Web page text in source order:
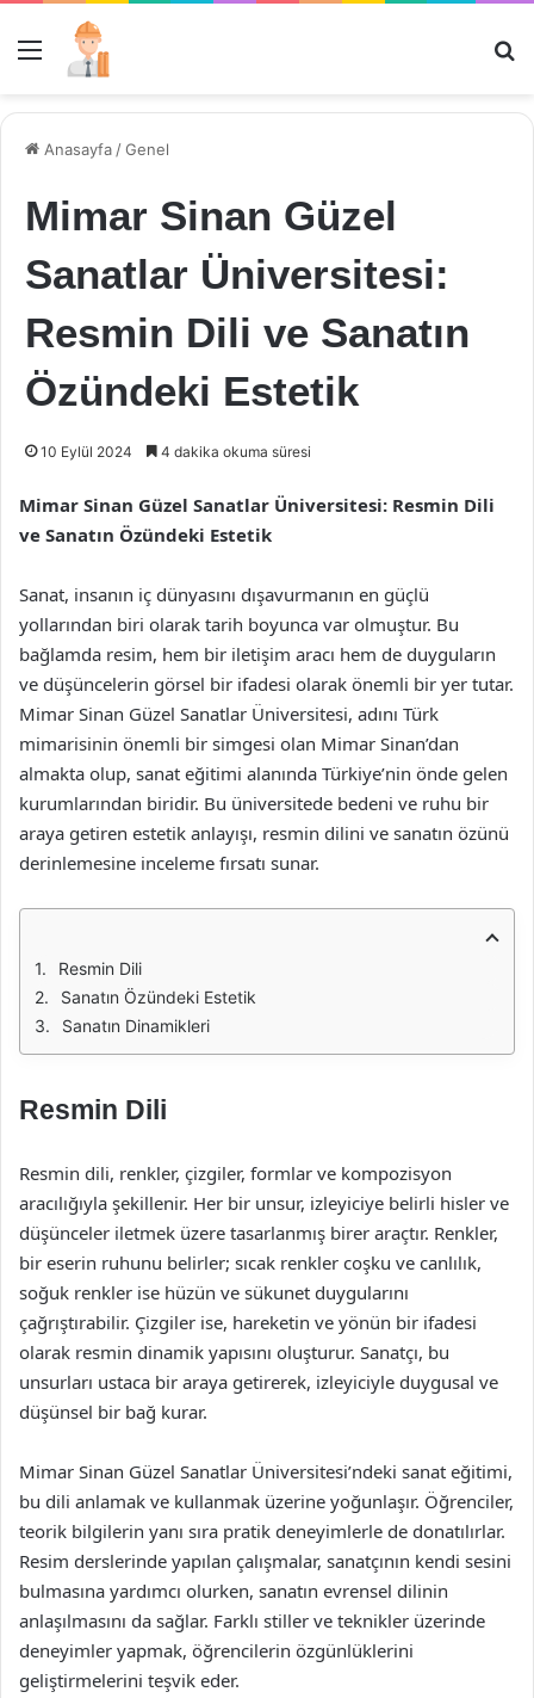
Menü
Anasayfa /Genel
Mimar Sinan Güzel
Sanatlar Üniversitesi:
Resmin Dili ve Sanatın
Özündeki Estetik
10 Eylül 2024 4 dakika okuma süresi
Mimar Sinan Güzel Sanatlar Üniversitesi: Resmin Dili
ve Sanatın Özündeki Estetik
Sanat, insanın iç dünyasını dışavurmanın en güçlü
yollarından biri olarak tarih boyunca var olmuştur. Bu
bağlamda resim, hem bir iletişim aracı hem de duyguların
ve düşüncelerin görsel bir ifadesi olarak önemli bir yer tutar.
Mimar Sinan Güzel Sanatlar Üniversitesi, adını Türk
mimarisinin önemli bir simgesi olan Mimar Sinan’dan
almakta olup, sanat eğitimi alanında Türkiye’nin önde gelen
kurumlarından biridir. Bu üniversitede bedeni ve ruhu bir
araya getiren estetik anlayışı, resmin dilini ve sanatın özünü
derinlemesine inceleme fırsatı sunar.
Resmin Dili
Sanatın Özündeki Estetik
Sanatın Dinamikleri
Resmin Dili
Resmin dili, renkler, çizgiler, formlar ve kompozisyon
aracılığıyla şekillenir. Her bir unsur, izleyiciye belirli hisler ve
düşünceler iletmek üzere tasarlanmış birer araçtır. Renkler,
bir eserin ruhunu belirler; sıcak renkler coşku ve canlılık,
soğuk renkler ise hüzün ve sükunet duygularını
çağrıştırabilir. Çizgiler ise, hareketin ve yönün bir ifadesi
olarak resmin dinamik yapısını oluşturur. Sanatçı, bu
unsurları ustaca bir araya getirerek, izleyiciyle duygusal ve
düşünsel bir bağ kurar.
Mimar Sinan Güzel Sanatlar Üniversitesi’ndeki sanat eğitimi,
bu dili anlamak ve kullanmak üzerine yoğunlaşır. Öğrenciler,
teorik bilgilerin yanı sıra pratik deneyimlerle de donatılırlar.
Resim derslerinde yapılan çalışmalar, sanatçının kendi sesini
bulmasına yardımcı olurken, sanatın evrensel dilinin
anlaşılmasını da sağlar. Farklı stiller ve teknikler üzerinde
deneyimler yapmak, öğrencilerin özgünlüklerini
geliştirmelerini teşvik eder.